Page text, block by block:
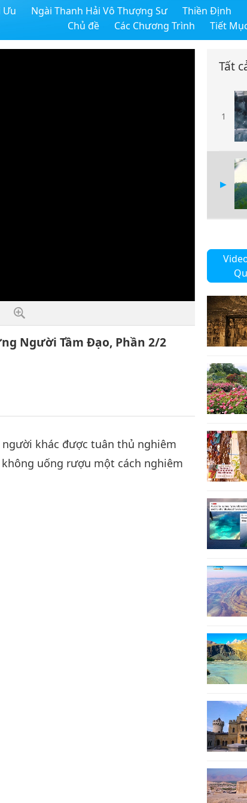
Ưu Ngài Thanh Hải Vô Thượng Sư Thiền Định
Chủ đề
Các Chương Trình Tiết
Người Tầm Đạo, Phần 2/2
khác được tuân thủ nghiêm
uống rượu một cách nghiêm
Tất
1